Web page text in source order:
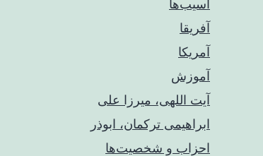
آسیب‌ها
آفریقا
آمریکا
آموزش
آیت اللهی، میرزا علی
ابراهیمی ترکمان، ابوذر
احزاب و شخصیت‌ها